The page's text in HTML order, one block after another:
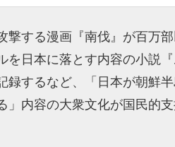
する漫画『南伐』が百万部
を日本に落とす内容の小説
するなど、「日本が朝鮮半
内容の大衆文化が国民的支